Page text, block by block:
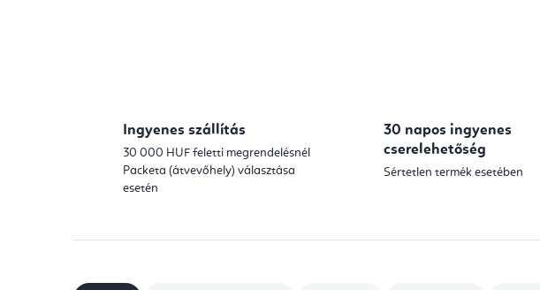
Ingyenes szállítás
30 000 HUF feletti megrendelésnél
Packeta (átvevőhely) választása
esetén
30 napos ingyenes
cserelehetőség
Sértetlen termék esetében